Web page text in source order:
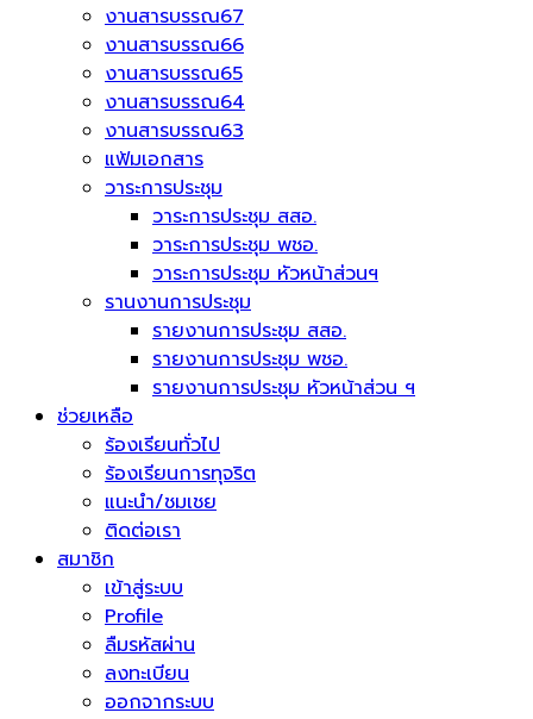
งานสารบรรณ67
งานสารบรรณ66
งานสารบรรณ65
งานสารบรรณ64
งานสารบรรณ63
แฟ้มเอกสาร
วาระการประชุม
วาระการประชุม สสอ.
วาระการประชุม พชอ.
วาระการประชุม หัวหน้าส่วนฯ
รานงานการประชุม
รายงานการประชุม สสอ.
รายงานการประชุม พชอ.
รายงานการประชุม หัวหน้าส่วน ฯ
ช่วยเหลือ
ร้องเรียนทั่วไป
ร้องเรียนการทุจริต
แนะนำ/ชมเชย
ติดต่อเรา
สมาชิก
เข้าสู่ระบบ
Profile
ลืมรหัสผ่าน
ลงทะเบียน
ออกจากระบบ